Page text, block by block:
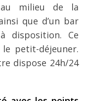
milieu de la
que d’un bar
disposition. Ce
petit-déjeuner.
dispose 24h/24